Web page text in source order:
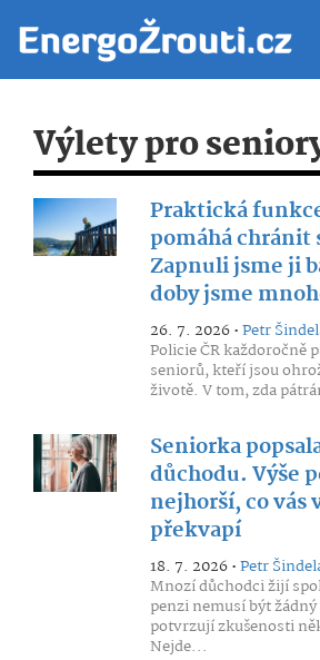
Výlety pro
Praktická
pomáhá chránit
Zapnuli jsme ji
doby jsme
26. 7. 2026 •Petr
Policie ČR každoročně
seniorů, kteří jsou
životě. V tom, zda
Seniorka
důchodu. Výše
nejhorší, co vás
překvapí
18. 7. 2026 •Petr
Mnozí důchodci žijí
penzi nemusí být
potvrzují zkušenosti
Nejde...